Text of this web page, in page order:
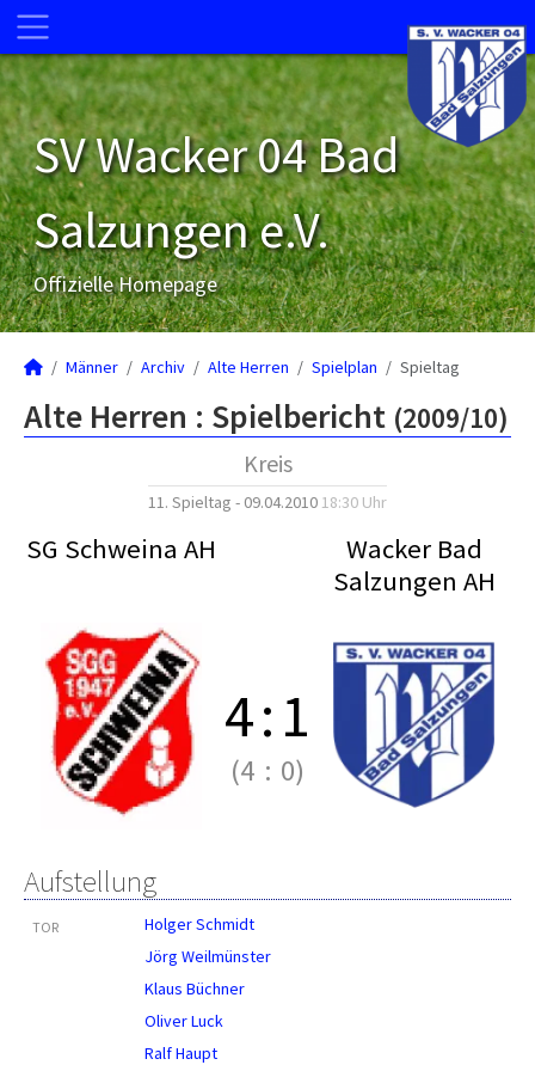
SV Wacker 04 Bad
Salzungen e.V.
Offizielle Homepage
Männer Archiv Alte Herren Spielplan Spieltag
Alte Herren : Spielbericht (2009/10)
Kreis
11. Spieltag - 09.04.2010 18:30 Uhr
SG Schweina AH
Wacker Bad
Salzungen AH
4:1
(4 : 0)
Aufstellung
TOR
Holger Schmidt
Jörg Weilmünster
Klaus Büchner
Oliver Luck
Ralf Haupt